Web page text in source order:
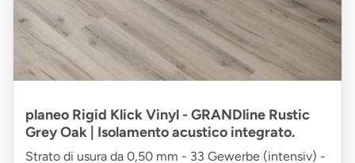
planeo Rigid Klick Vinyl - GRANDline Rustic
Grey Oak | Isolamento acustico integrato.
Strato di usura da 0,50 mm - 33 Gewerbe (intensiv) -